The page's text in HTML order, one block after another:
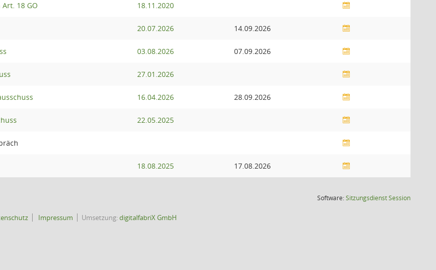
18 GO 18.11.2020
20.07.2026 14.09.2026
03.08.2026 07.09.2026
27.01.2026
16.04.2026 28.09.2026
22.05.2025
18.08.2025 17.08.2026
Software:SitzungsdienstSession(Wird in
Impressum Umsetzung:digitalfabriX GmbH